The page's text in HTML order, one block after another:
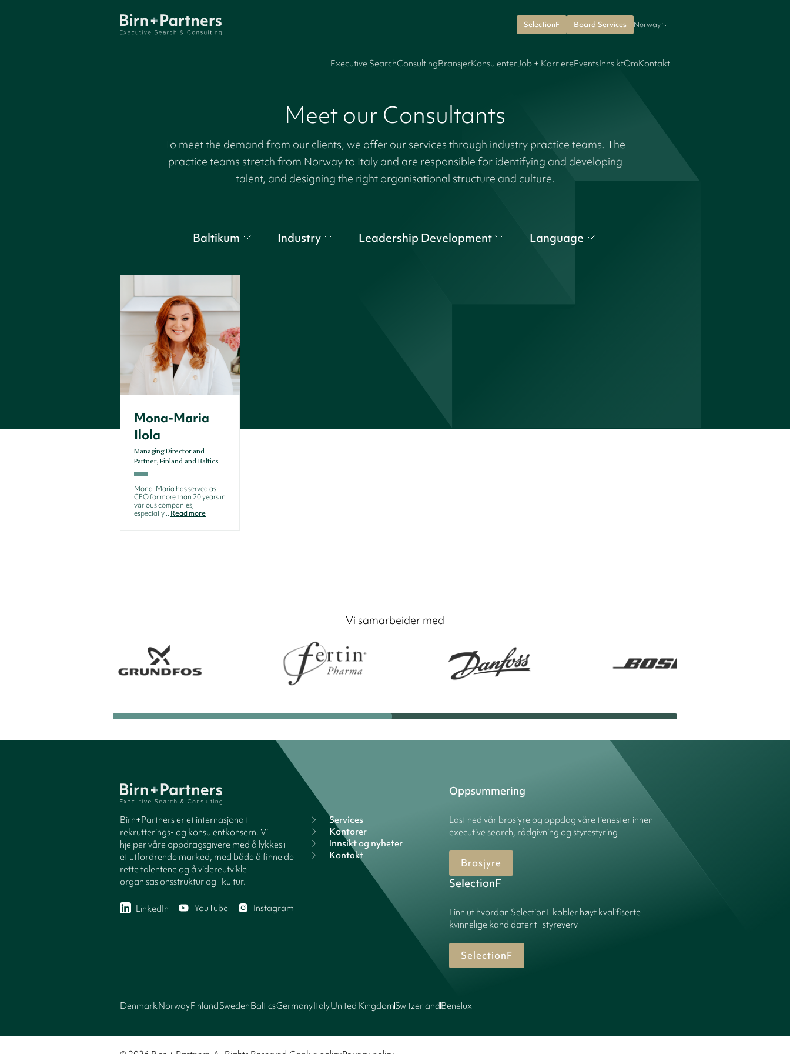
SelectionF Board Services Norway
Executive SearchConsultingBransjerKonsulenterJob + KarriereEventsInnsiktOmKontakt
Meet our Consultants
To meet the demand from our clients, we offer our services through industry practice teams. The
practice teams stretch from Norway to Italy and are responsible for identifying and developing
talent, and designing the right organisational structure and culture.
Baltikum Industry Leadership Development Language
Mona-Maria
Ilola
Managing Director and
Partner, Finland and Baltics
Mona-Maria has served as
CEO for more than 20 years in
various companies,
especially... Read more
Vi samarbeider med
Birn+Partners er et internasjonalt
rekrutterings- og konsulentkonsern. Vi
hjelper våre oppdragsgivere med å lykkes i
et utfordrende marked, med både å finne de
rette talentene og å videreutvikle
organisasjonsstruktur og -kultur.
LinkedIn YouTube Instagram
Services
Kontorer
Innsikt og nyheter
Kontakt
Oppsummering
Last ned vår brosjyre og oppdag våre tjenester innen
executive search, rådgivning og styrestyring
Brosjyre
SelectionF
Finn ut hvordan SelectionF kobler høyt kvalifiserte
kvinnelige kandidater til styreverv
SelectionF
DenmarkNorwayFinlandSwedenBalticsGermanyItalyUnited KingdomSwitzerlandBenelux